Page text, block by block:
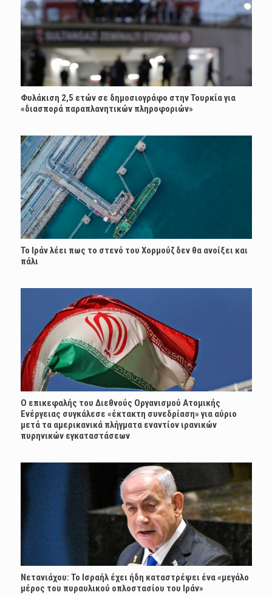
Φυλάκιση 2,5 ετών σε δημοσιογράφο στην Τουρκία για
«διασπορά παραπλανητικών πληροφοριών»
Το Ιράν λέει πως το στενό του Χορμούζ δεν θα ανοίξει και
πάλι
Ο επικεφαλής του Διεθνούς Οργανισμού Ατομικής
Ενέργειας συγκάλεσε «έκτακτη συνεδρίαση» για αύριο
μετά τα αμερικανικά πλήγματα εναντίον ιρανικών
πυρηνικών εγκαταστάσεων
Νετανιάχου: Το Ισραήλ έχει ήδη καταστρέψει ένα «μεγάλο
μέρος του πυραυλικού οπλοστασίου του Ιράν»